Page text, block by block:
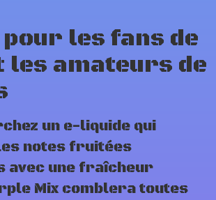
les fans de
les amateurs de
un e-liquide qui
notes fruitées
avec une fraîcheur
Mix comblera toutes